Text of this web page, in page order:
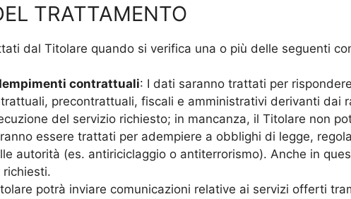
TRATTAMENTO
dal Titolare quando si verifica una o più delle seguenti
contrattuali: I dati saranno trattati per
precontrattuali, fiscali e amministrativi derivanti dai
del servizio richiesto; in mancanza, il Titolare non
essere trattati per adempiere a obblighi di legge,
autorità (es. antiriciclaggio o antiterrorismo). Anche in
potrà inviare comunicazioni relative ai servizi offerti